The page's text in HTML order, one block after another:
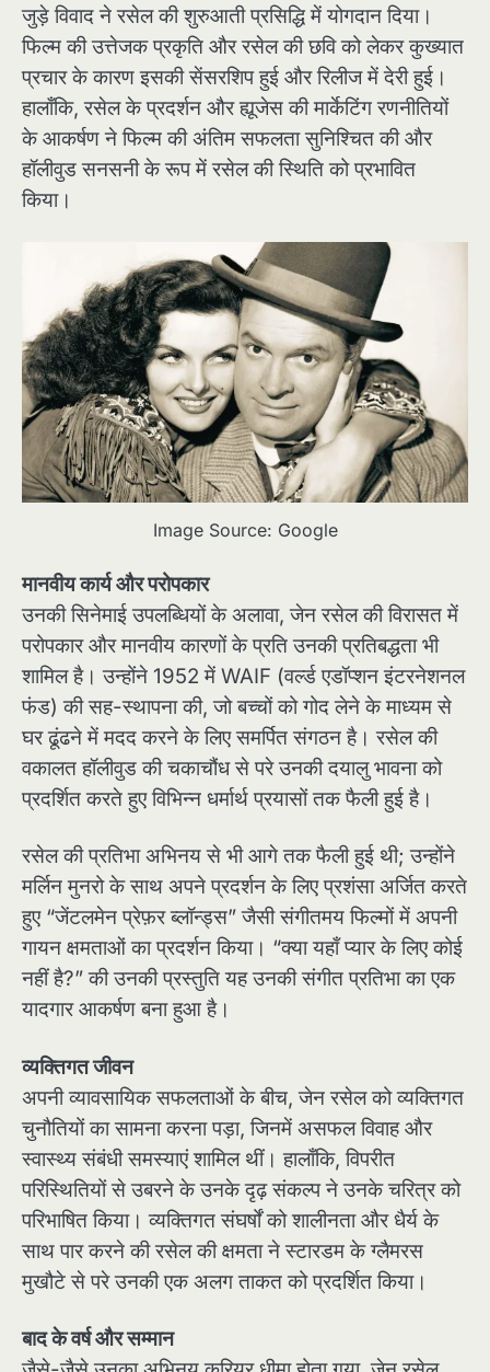
जुड़े विवाद ने रसेल की शुरुआती प्रसिद्धि में योगदान दिया।
फिल्म की उत्तेजक प्रकृति और रसेल की छवि को लेकर कुख्यात
प्रचार के कारण इसकी सेंसरशिप हुई और रिलीज में देरी हुई।
हालाँकि, रसेल के प्रदर्शन और ह्यूजेस की मार्केटिंग रणनीतियों
के आकर्षण ने फिल्म की अंतिम सफलता सुनिश्चित की और
हॉलीवुड सनसनी के रूप में रसेल की स्थिति को प्रभावित
किया।
Image Source: Google
मानवीय कार्य और परोपकार
उनकी सिनेमाई उपलब्धियों के अलावा, जेन रसेल की विरासत में
परोपकार और मानवीय कारणों के प्रति उनकी प्रतिबद्धता भी
शामिल है। उन्होंने 1952 में WAIF (वर्ल्ड एडॉप्शन इंटरनेशनल
फंड) की सह-स्थापना की, जो बच्चों को गोद लेने के माध्यम से
घर ढूंढने में मदद करने के लिए समर्पित संगठन है। रसेल की
वकालत हॉलीवुड की चकाचौंध से परे उनकी दयालु भावना को
प्रदर्शित करते हुए विभिन्न धर्मार्थ प्रयासों तक फैली हुई है।
रसेल की प्रतिभा अभिनय से भी आगे तक फैली हुई थी; उन्होंने
मर्लिन मुनरो के साथ अपने प्रदर्शन के लिए प्रशंसा अर्जित करते
हुए “जेंटलमेन प्रेफ़र ब्लॉन्ड्स” जैसी संगीतमय फिल्मों में अपनी
गायन क्षमताओं का प्रदर्शन किया। “क्या यहाँ प्यार के लिए कोई
नहीं है?” की उनकी प्रस्तुति यह उनकी संगीत प्रतिभा का एक
यादगार आकर्षण बना हुआ है।
व्यक्तिगत जीवन
अपनी व्यावसायिक सफलताओं के बीच, जेन रसेल को व्यक्तिगत
चुनौतियों का सामना करना पड़ा, जिनमें असफल विवाह और
स्वास्थ्य संबंधी समस्याएं शामिल थीं। हालाँकि, विपरीत
परिस्थितियों से उबरने के उनके दृढ़ संकल्प ने उनके चरित्र को
परिभाषित किया। व्यक्तिगत संघर्षों को शालीनता और धैर्य के
साथ पार करने की रसेल की क्षमता ने स्टारडम के ग्लैमरस
मुखौटे से परे उनकी एक अलग ताकत को प्रदर्शित किया।
बाद के वर्ष और सम्मान